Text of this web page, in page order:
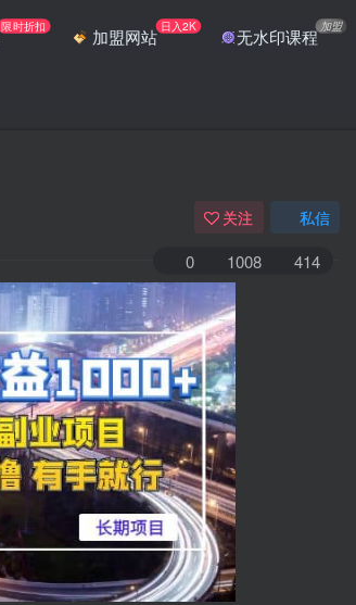
限时折扣 加盟网站 日入2K 无水印课程 加盟
关注 私信
0 1008 414